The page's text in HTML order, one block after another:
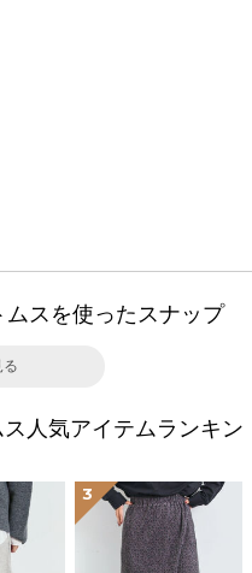
スを使ったスナップ
る
人気アイテムランキン
3